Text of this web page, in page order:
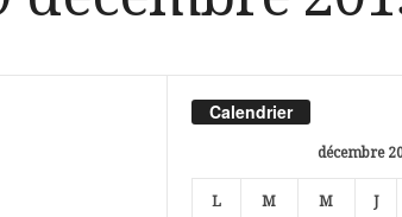
Calendrier
décembre
L M M J